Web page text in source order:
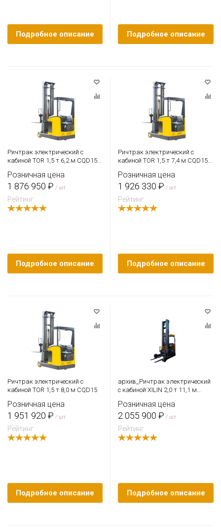
Подробное описание Подробное описание
Ричтрак электрический с
кабиной TOR 1,5 т 6,2 м CQD15
Розничная цена
1 876 950 ₽ / шт
Рейтинг
Подробное описание
Ричтрак электрический с
кабиной TOR 1,5 т 7,4 м CQD15
Розничная цена
1 926 330 ₽ / шт
Рейтинг
Подробное описание
Ричтрак электрический с
кабиной TOR 1,5 т 8,0 м CQD15
Розничная цена
1 951 920 ₽ / шт
Рейтинг
Подробное описание
архив_Ричтрак электрический
с кабиной XILIN 2,0 т 11,1 м
подъемом и весами
Розничная цена
2 055 900 ₽ / шт
Рейтинг
Подробное описание